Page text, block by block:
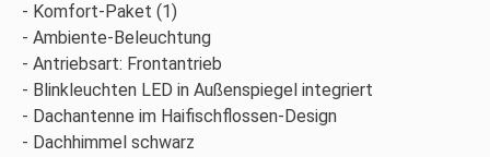
Komfort-Paket (1)
Ambiente-Beleuchtung
Antriebsart: Frontantrieb
Blinkleuchten LED in Außenspiegel integriert
Dachantenne im Haifischflossen-Design
Dachhimmel schwarz